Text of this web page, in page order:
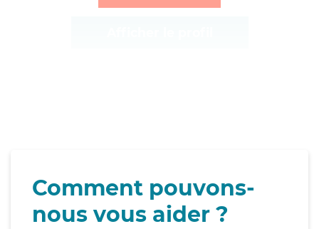
Comment pouvons-
nous vous aider ?